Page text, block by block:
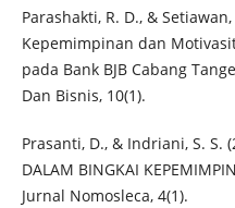
Parashakti, R. D., &
Kepemimpinan dan
pada Bank BJB Cabang
Dan Bisnis, 10(1).
Prasanti, D., & Indriani, S. S.
DALAM BINGKAI
Jurnal Nomosleca, 4(1).